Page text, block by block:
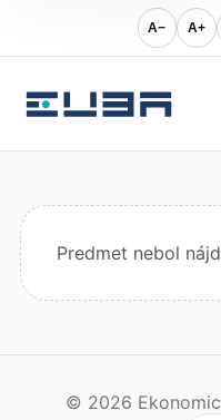
A− A+
Predmet nebol
© 2026